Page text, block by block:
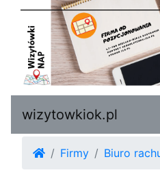
wizytowkiok.pl
Firmy Biuro